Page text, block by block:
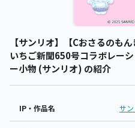
【サンリオ】【Cおさるのも
いちご新聞650号コラボレー
ー小物 (サンリオ) の紹介
IP・作品名 サ